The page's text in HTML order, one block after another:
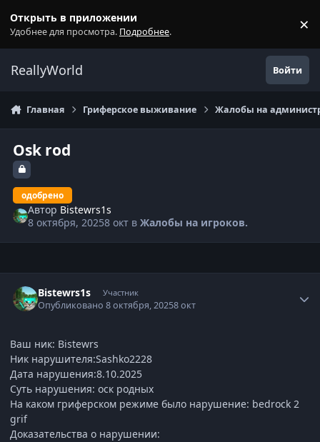
Открыть в приложении
Удобнее для просмотра. Подробнее. ×
ReallyWorld Войти
Главная Гриферское выживание Жалобы на
Osk rod
одобрено
Автор Bistewrs1s
8 октября, 20258 окт вЖалобы на игроков.
Bistewrs1s Участник
Опубликовано8 октября, 20258 окт
Ваш ник: Bistewrs
Ник нарушителя:Sashko2228
Дата нарушения:8.10.2025
Суть нарушения: оск родных
На каком гриферском режиме было нарушение: bedrock 2
grif
Доказательства о нарушении: